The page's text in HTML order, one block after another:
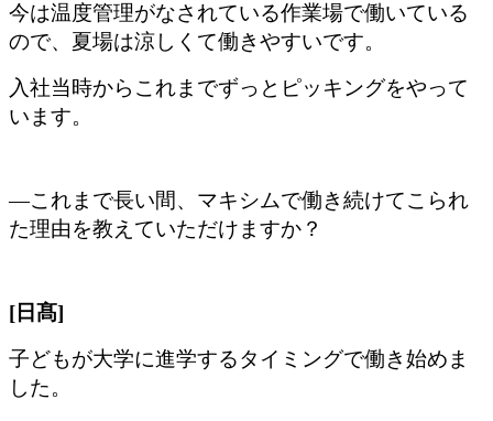
今は温度管理がなされている作業場で働いている
ので、夏場は涼しくて働きやすいです。
入社当時からこれまでずっとピッキングをやって
います。
―これまで長い間、マキシムで働き続けてこられ
た理由を教えていただけますか？
[日髙]
子どもが大学に進学するタイミングで働き始めま
した。